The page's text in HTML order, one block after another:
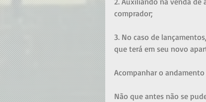
comprador;
3. No caso de
que terá em seu novo
Acompanhar o
Não que antes não se